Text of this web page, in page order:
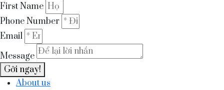
First Name
Phone Number
Email
Message
Gởi ngay!
About us